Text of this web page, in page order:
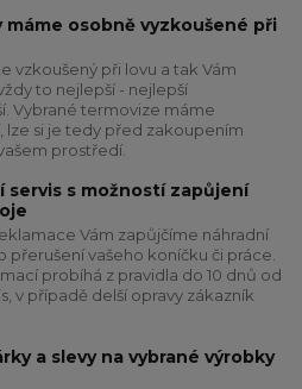
osobně vyzkoušené při
vzkoušený při lovu a tak Vám
to nejlepší - nejlepší
Vybrané termovize máme
lze si je tedy před zakoupením
prostředí.
servis s možností zapůjení
Vám zapůjčíme náhradní
přerušení vašeho koníčku či práce.
probíhá z pravidla do 10 dnů od
v případě delší opravy zákazník
a slevy na vybrané výrobky